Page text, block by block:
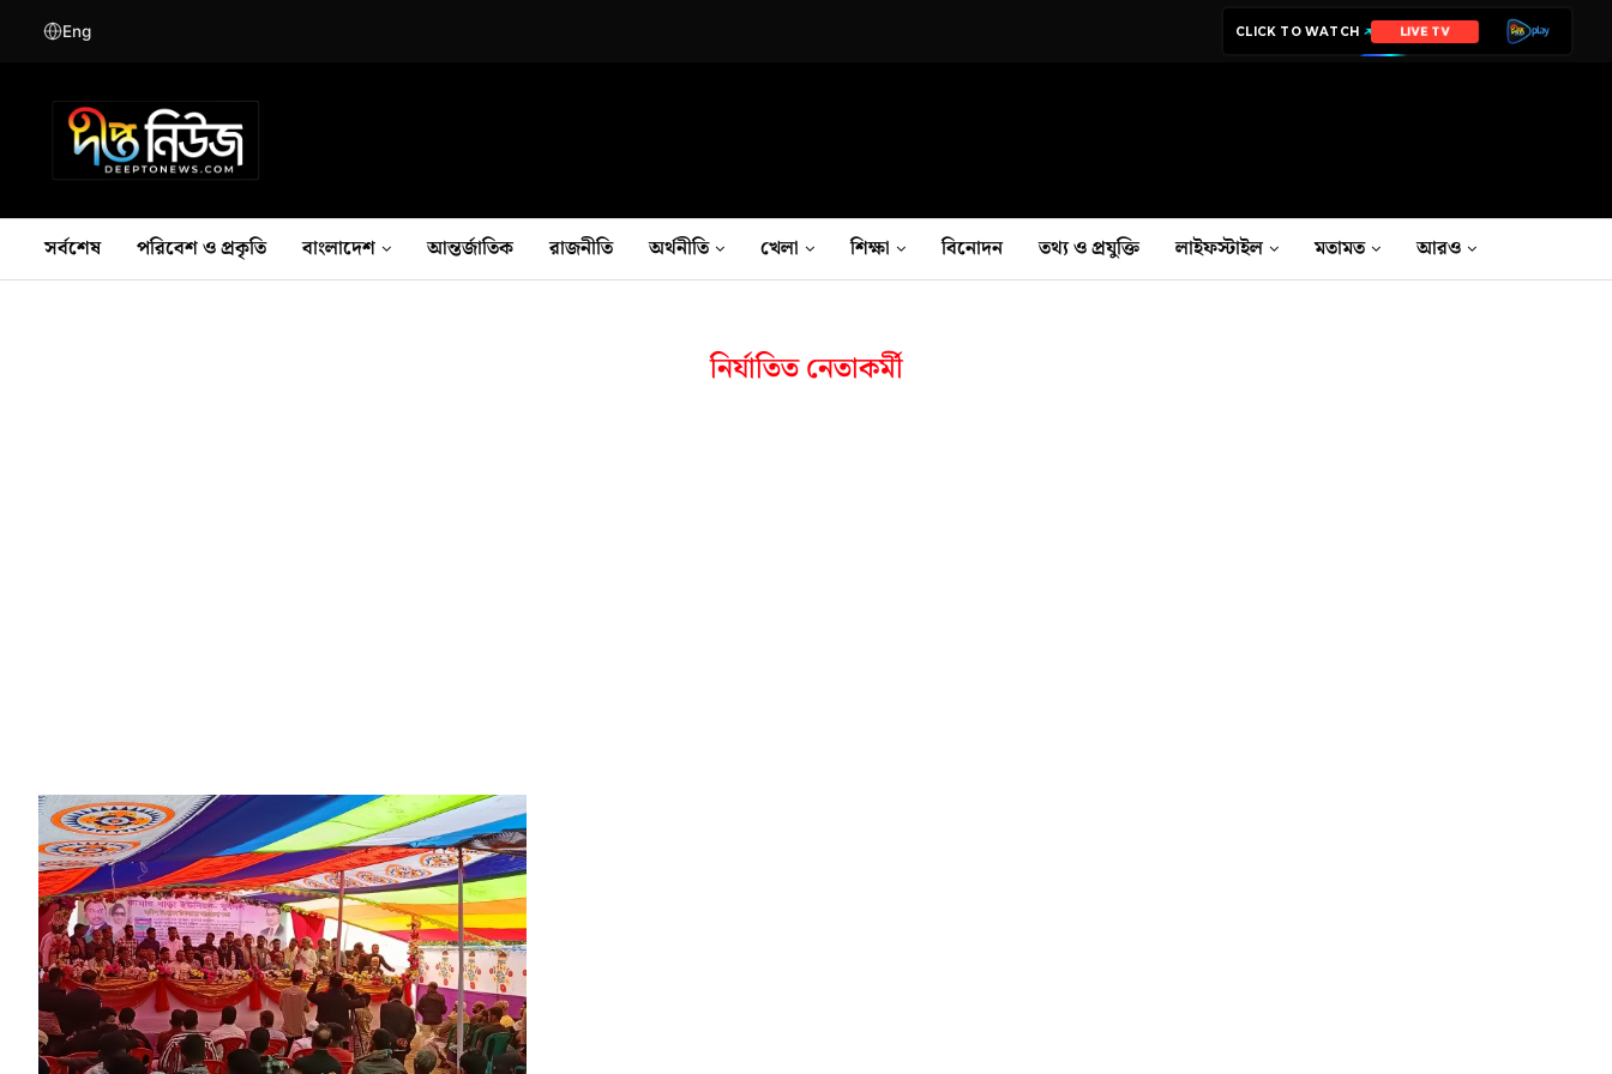
Eng CLICK TO WATCH LIVE TV
সর্বশেষ পরিবেশ ও প্রকৃতি বাংলাদেশ আন্তর্জাতিক রাজনীতি অর্থনীতি খেলা শিক্ষা বিনোদন তথ‍্য ও প্রযুক্তি লাইফস্টাইল মতামত আরও
নির্যাতিত নেতাকর্মী